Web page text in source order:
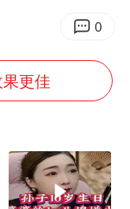
船舶避风项目停工 多地全力防台风
门挡积水
男子结婚8年发现3个女儿均非亲生
干挑大梁
0
更佳